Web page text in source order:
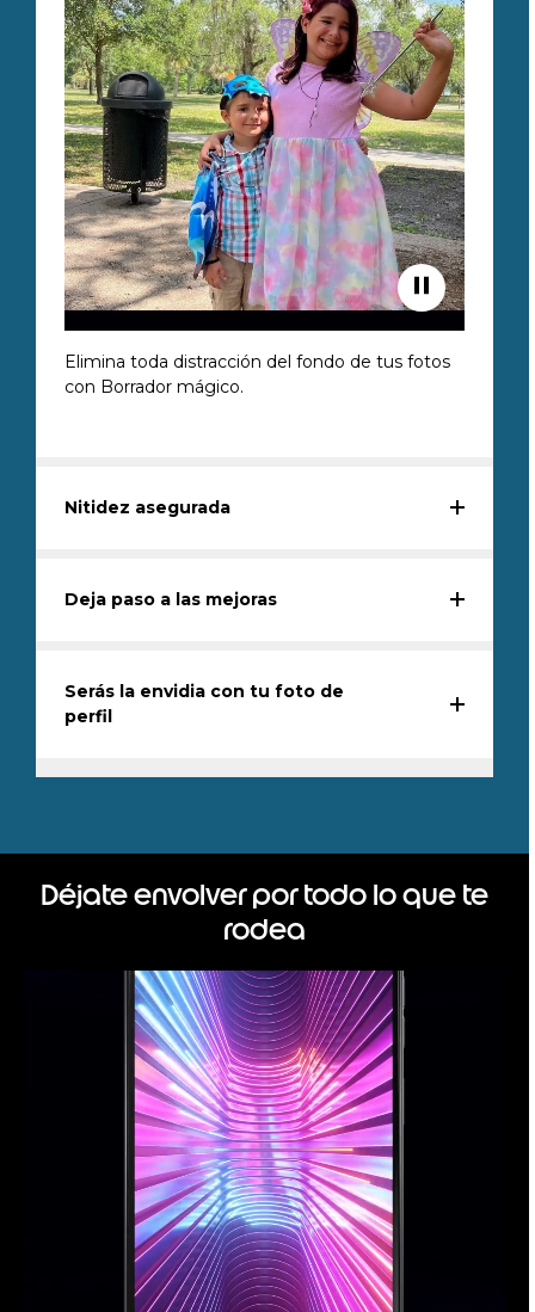
Elimina toda distracción del fondo de tus fotos
con Borrador mágico.
Nitidez asegurada
Deja paso a las mejoras
Serás la envidia con tu foto de
perfil
Déjate envolver por todo lo que te
rodea